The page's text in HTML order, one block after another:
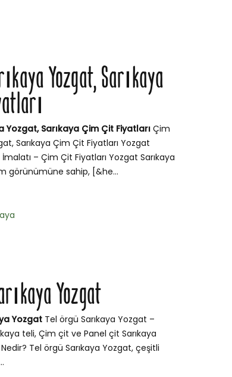
Yozgat, Sarıkaya
Yozgat, Sarıkaya Çim Çit Fiyatları Çim
Sarıkaya Çim Çit Fiyatları Yozgat
– Çim Çit Fiyatları Yozgat Sarıkaya
görünümüne sahip, [&he...
Yozgat
Yozgat Tel örgü Sarıkaya Yozgat –
teli, Çim çit ve Panel çit Sarıkaya
Tel örgü Sarıkaya Yozgat, çeşitli